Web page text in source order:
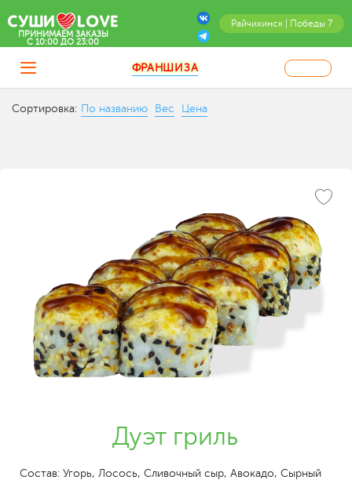
Райчихинск | Победы 7
ПРИНИМАЕМ ЗАКАЗЫ
C 10:00 ДО 23:00
ФРАНШИЗА
Сортировка: По названию Вес Цена
Дуэт гриль
Состав: Угорь, Лосось, Сливочный сыр, Авокадо, Сырный